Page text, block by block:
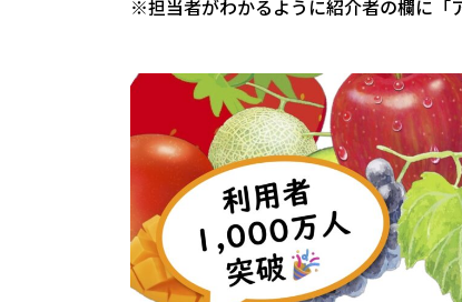
※担当者がわかるように紹介者の欄に「